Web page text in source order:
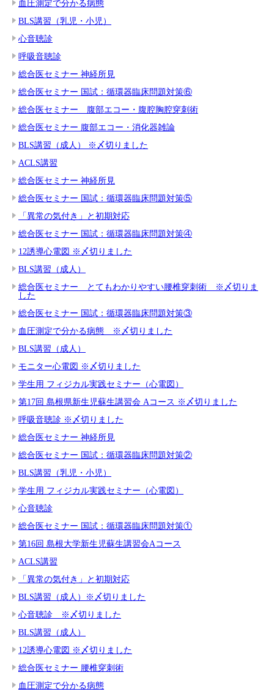
血圧測定で分かる病態
BLS講習（乳児・小児）
心音聴診
呼吸音聴診
総合医セミナー 神経所見
総合医セミナー 国試：循環器臨床問題対策⑥
総合医セミナー 腹部エコー・腹腔胸腔穿刺術
総合医セミナー 腹部エコー・消化器雑論
BLS講習（成人） ※〆切りました
ACLS講習
総合医セミナー 神経所見
総合医セミナー 国試：循環器臨床問題対策⑤
「異常の気付き」と初期対応
総合医セミナー 国試：循環器臨床問題対策④
12誘導心電図 ※〆切りました
BLS講習（成人）
総合医セミナー とてもわかりやすい腰椎穿刺術 ※〆切りま
した
総合医セミナー 国試：循環器臨床問題対策③
血圧測定で分かる病態 ※〆切りました
BLS講習（成人）
モニター心電図 ※〆切りました
学生用 フィジカル実践セミナー（心電図）
第17回 島根県新生児蘇生講習会 Aコース ※〆切りました
呼吸音聴診 ※〆切りました
総合医セミナー 神経所見
総合医セミナー 国試：循環器臨床問題対策②
BLS講習（乳児・小児）
学生用 フィジカル実践セミナー（心電図）
心音聴診
総合医セミナー 国試：循環器臨床問題対策①
第16回 島根大学新生児蘇生講習会Aコース
ACLS講習
「異常の気付き」と初期対応
BLS講習（成人）※〆切りました
心音聴診 ※〆切りました
BLS講習（成人）
12誘導心電図 ※〆切りました
総合医セミナー 腰椎穿刺術
血圧測定で分かる病態